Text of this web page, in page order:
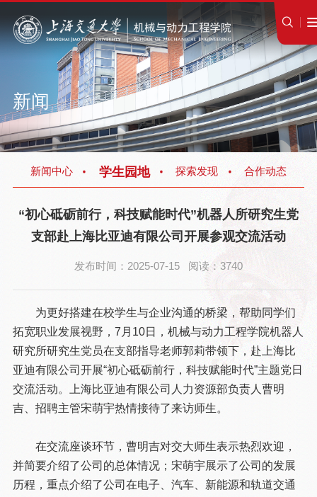
新闻
新闻中心 学生园地 探索发现 合作动态
“初心砥砺前行，科技赋能时代”机器人所研究生党
支部赴上海比亚迪有限公司开展参观交流活动
发布时间：2025-07-15 阅读：3740
为更好搭建在校学生与企业沟通的桥梁，帮助同学们
拓宽职业发展视野，7月10日，机械与动力工程学院机器人
研究所研究生党员在支部指导老师郭莉带领下，赴上海比
亚迪有限公司开展“初心砥砺前行，科技赋能时代”主题党日
交流活动。上海比亚迪有限公司人力资源部负责人曹明
吉、招聘主管宋萌宇热情接待了来访师生。
在交流座谈环节，曹明吉对交大师生表示热烈欢迎，
并简要介绍了公司的总体情况；宋萌宇展示了公司的发展
历程，重点介绍了公司在电子、汽车、新能源和轨道交通